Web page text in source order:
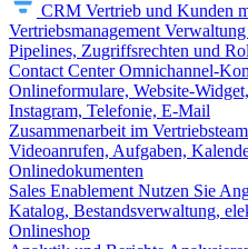
CRM Vertrieb und Kunden
Vertriebsmanagement
Pipelines, Zugriffsrechten und
Contact Center Omnichannel-
Onlineformulare, Website-
Instagram, Telefonie, E-Mail
Zusammenarbeit im Vertriebsteam
Videoanrufen, Aufgaben,
Onlinedokumenten
Sales Enablement Nutzen Sie
Katalog, Bestandsverwaltung,
Onlineshop